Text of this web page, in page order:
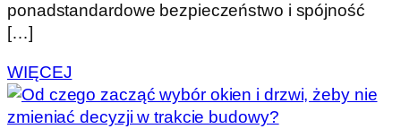
ponadstandardowe bezpieczeństwo i spójność
[…]
WIĘCEJ